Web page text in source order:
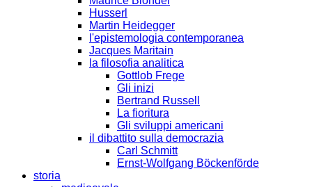
Husserl
Martin Heidegger
l'epistemologia contemporanea
Jacques Maritain
la filosofia analitica
Gottlob Frege
Gli inizi
Bertrand Russell
La fioritura
Gli sviluppi americani
il dibattito sulla democrazia
Carl Schmitt
Ernst-Wolfgang Böckenförde
storia